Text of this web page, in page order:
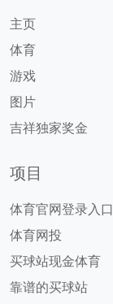
主页
体育
游戏
图片
吉祥独家奖金
项目
体育官网登录入口
体育网投
买球站现金体育
靠谱的买球站